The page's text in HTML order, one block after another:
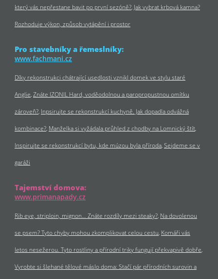
který vás nepřestane bavit po první sezóně? Jak vybrat krbová kamna?
Rozhoduje výkon, způsob vytápění i prostor
Pro stavebníky a řemeslníky:
www.fachmani.cz
Díky rekonstrukci chátrající usedlosti vznikl domek ve stylu staré
Anglie Znáte IZONIL Hard, voděodolnou a paropropustnou omítku
zároveň? Inpsirujte se rekonstrukcí kuchyně. Jak dopadla odvážná
kombinace? Manželka si vyžádala průhled z chodby na Lomnický štít
Inspirujte se rekonstrukcí bytu, kde múzou byla příroda Sejdeme se v
garáži
Tajemství domova:
www.primanapady.cz
Rib eye, striploin, mignon… Znáte rozdíly mezi steaky? Na dovolenou
se psem? Tyto chyby mohou zkomplikovat celou cestu Komáři vás
letos nesežerou. Tyto rostliny a přírodní triky fungují překvapivě dobře
Vyrobte si šlehané tělové máslo doma: Stačí pár přírodních surovin a